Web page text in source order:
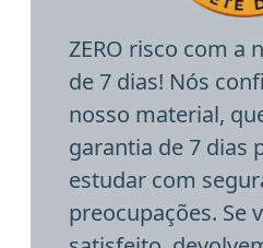
ZERO risco com a
de 7 dias! Nós
nosso material,
garantia de 7 dias
estudar com
preocupações. Se